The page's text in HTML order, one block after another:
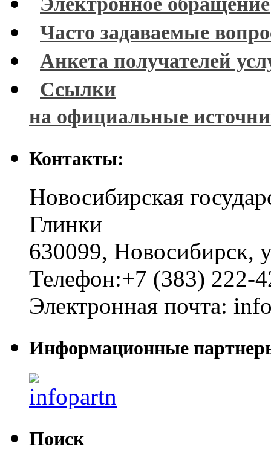
Часто задаваемые
Анкета получателей
Ссылки
на официальные
Контакты:
Новосибирская
Глинки
630099, Новосибирск,
Телефон:+7 (383) 222-
Электронная почта:
Информационные
Поиск